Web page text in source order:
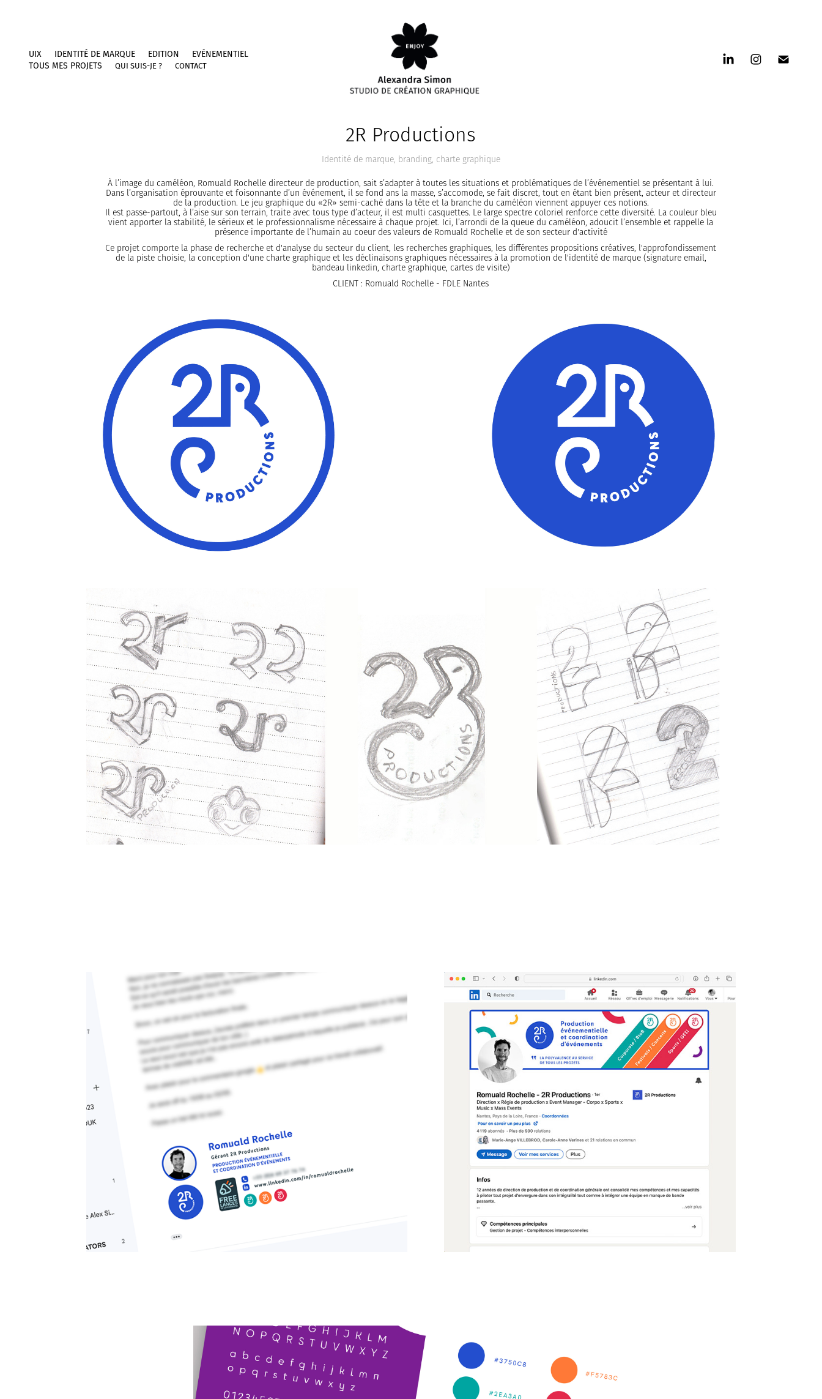
UIX IDENTITÉ DE MARQUE EDITION
EVÉNEMENTIEL
TOUS MES PROJETS
QUI SUIS-JE ? CONTACT
2R Productions
Identité de marque, branding, charte graphique
À l’image du caméléon, Romuald Rochelle directeur de production, sait s’adapter à toutes les situations et problématiques de l’événementiel se présentant à lui.
Dans l’organisation éprouvante et foisonnante d’un événement, il se fond ans la masse, s’accomode, se fait discret, tout en étant bien présent, acteur et directeur
de la production. Le jeu graphique du «2R» semi-caché dans la tête et la branche du caméléon viennent appuyer ces notions.
Il est passe-partout, à l’aise sur son terrain, traite avec tous type d’acteur, il est multi casquettes. Le large spectre coloriel renforce cette diversité. La couleur bleu
vient apporter la stabilité, le sérieux et le professionnalisme nécessaire à chaque projet. Ici, l’arrondi de la queue du caméléon, adoucit l’ensemble et rappelle la
présence importante de l’humain au coeur des valeurs de Romuald Rochelle et de son secteur d'activité
Ce projet comporte la phase de recherche et d'analyse du secteur du client, les recherches graphiques, les différentes propositions créatives, l'approfondissement
de la piste choisie, la conception d'une charte graphique et les déclinaisons graphiques nécessaires à la promotion de l'identité de marque (signature email,
bandeau linkedin, charte graphique, cartes de visite)
CLIENT : Romuald Rochelle - FDLE Nantes